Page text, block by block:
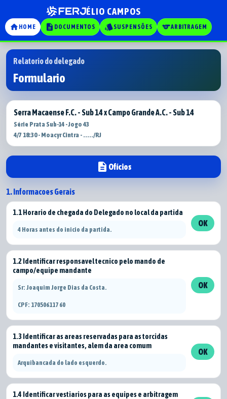
ÉLIO CAMPOS
home HOME description DOCUMENTOS styleSUSPENSÕES sportsARBITRAGEM
Relatorio do delegado
Formulario
Serra Macaense F.C. - Sub 14 x Campo Grande A.C. - Sub 14
Série Prata Sub-14 - Jogo 43
4/7 18:30 - Moacyr Cintra - ...../RJ
description Ofícios
1. Informacoes Gerais
1.1 Horario de chegada do Delegado no local da partida
4 Horas antes do inicio da partida.
OK
1.2 Identificar responsavel tecnico pelo mando de
campo/equipe mandante
Sr: Joaquim Jorge Dias da Costa.
CPF: 170506117 60
OK
1.3 Identificar as areas reservadas para as torcidas
mandantes e visitantes, alem da area comum
Arquibancada do lado esquerdo.
OK
1.4 Identificar vestiarios para as equipes e arbitragem